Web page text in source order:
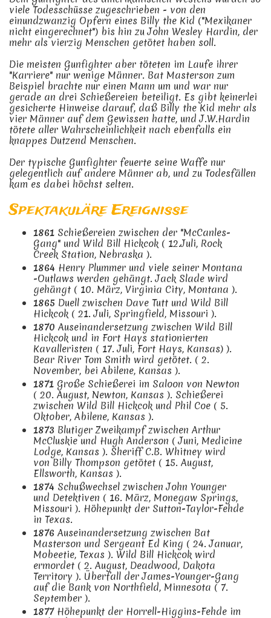
viele Todesschüsse zugeschrieben - von den
einundzwanzig Opfern eines Billy the Kid ("Mexikaner
nicht eingerechnet") bis hin zu John Wesley Hardin, der
mehr als vierzig Menschen getötet haben soll.
Die meisten Gunfighter aber töteten im Laufe ihrer
"Karriere" nur wenige Männer. Bat Masterson zum
Beispiel brachte nur einen Mann um und war nur
gerade an drei Schießereien beteiligt. Es gibt keinerlei
gesicherte Hinweise darauf, daß Billy the Kid mehr als
vier Männer auf dem Gewissen hatte, und J.W.Hardin
tötete aller Wahrscheinlichkeit nach ebenfalls ein
knappes Dutzend Menschen.
Der typische Gunfighter feuerte seine Waffe nur
gelegentlich auf andere Männer ab, und zu Todesfällen
kam es dabei höchst selten.
Spektakuläre Ereignisse
1861 Schießereien zwischen der "McCanles-
Gang" und Wild Bill Hickcok ( 12.Juli, Rock
Creek Station, Nebraska ).
1864 Henry Plummer und viele seiner Montana
-Outlaws werden gehängt. Jack Slade wird
gehängt ( 10. März, Virginia City, Montana ).
1865 Duell zwischen Dave Tutt und Wild Bill
Hickcok ( 21. Juli, Springfield, Missouri ).
1870 Auseinandersetzung zwischen Wild Bill
Hickcok und in Fort Hays stationierten
Kavalleristen ( 17. Juli, Fort Hays, Kansas) ).
Bear River Tom Smith wird getötet. ( 2.
November, bei Abilene, Kansas ).
1871 Große Schießerei im Saloon von Newton
( 20. August, Newton, Kansas ). Schießerei
zwischen Wild Bill Hickcok und Phil Coe ( 5.
Oktober, Abilene, Kansas ).
1873 Blutiger Zweikampf zwischen Arthur
McCluskie und Hugh Anderson ( Juni, Medicine
Lodge, Kansas ). Sheriff C.B. Whitney wird
von Billy Thompson getötet ( 15. August,
Ellsworth, Kansas ).
1874 Schußwechsel zwischen John Younger
und Detektiven ( 16. März, Monegaw Springs,
Missouri ). Höhepunkt der Sutton-Taylor-Fehde
in Texas.
1876 Auseinandersetzung zwischen Bat
Masterson und Sergeant Ed King ( 24. Januar,
Mobeetie, Texas ). Wild Bill Hickcok wird
ermordet ( 2. August, Deadwood, Dakota
Territory ). Überfall der James-Younger-Gang
auf die Bank von Northfield, Minnesota ( 7.
September ).
1877Höhepunkt der Horrell-Higgins-Fehde im